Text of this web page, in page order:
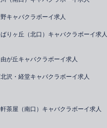
キャバクラボーイ求人
りヶ丘（北口）キャバクラボーイ求人
が丘キャバクラボーイ求人
沢・経堂キャバクラボーイ求人
茶屋（南口）キャバクラボーイ求人